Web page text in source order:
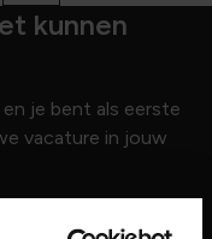
kunnen
je bent als eerste
vacature in jouw